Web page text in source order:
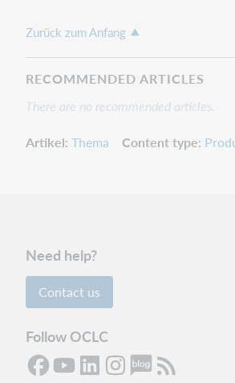
Zurück zum Anfang
RECOMMENDED ARTICLES
There are no recommended articles.
Artikel Thema Content type
Need help?
Contact us
Follow OCLC